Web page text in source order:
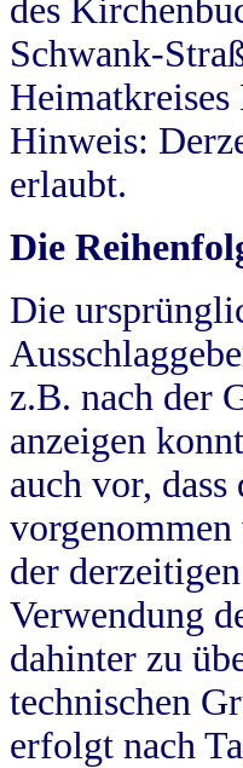
des
Schwank-
Hinweis:
erlaubt.
Die
Die
z.B. nach der
anzeigen
auch vor,
der
Verwendung
dahinter zu
technischen
erfolgt nach